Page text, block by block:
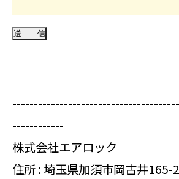
------------
株式会社エアロック
住所 : 埼玉県加須市岡古井165-2